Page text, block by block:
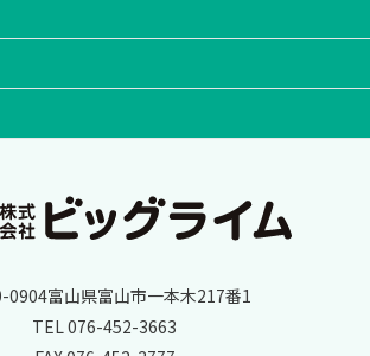
0904富山県富山市一本木217番1
TEL 076-452-3663